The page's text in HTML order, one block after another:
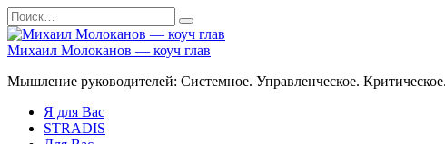
Перейти
к
содержанию
Search
for:
Михаил Молоканов — коуч глав
Мышление руководителей: Системное. Управленческое.
Я для Вас
STRADIS